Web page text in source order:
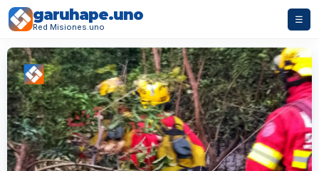
garuhape.uno
Red Misiones.uno
☰